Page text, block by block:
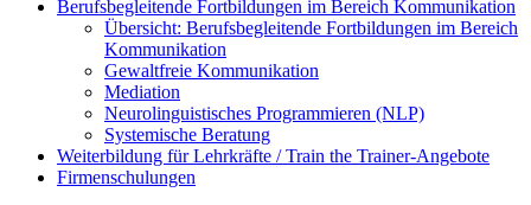
Berufsbegleitende Fortbildungen im Bereich Kommunikation
Übersicht: Berufsbegleitende Fortbildungen im Bereich
Kommunikation
Gewaltfreie Kommunikation
Mediation
Neurolinguistisches Programmieren (NLP)
Systemische Beratung
Weiterbildung für Lehrkräfte / Train the Trainer-Angebote
Firmenschulungen